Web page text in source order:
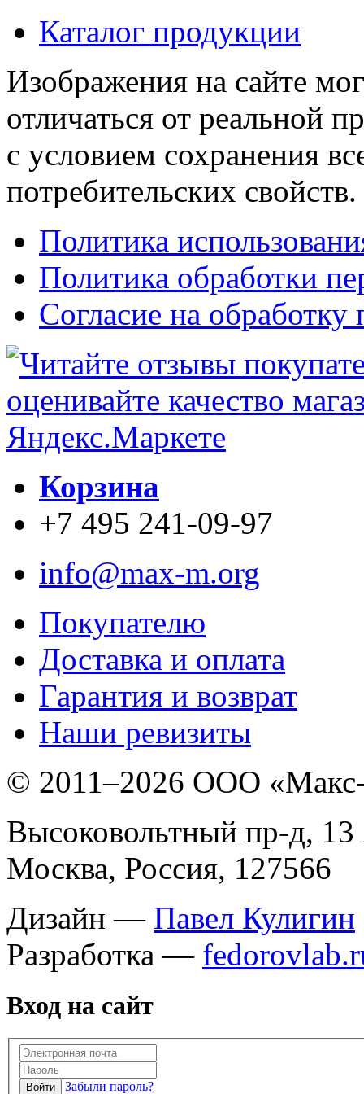
Каталог продукции
Изображения на сайте
отличаться от реальной
с условием сохранения
потребительских свойств.
Политика
Политика обработки
Согласие на
Корзина
+7 495 241-09-97
info@max-m.org
Покупателю
Доставка и оплата
Гарантия и возврат
Наши ревизиты
© 2011–2026 ООО
Высоковольтный пр-д,
Москва, Россия, 127566
Дизайн — Павел Кулигин
Разработка —
Вход на сайт
Забыли пароль?